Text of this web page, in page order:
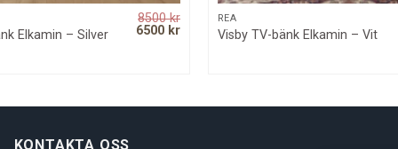
Elkamin – Silver
8500kr
Original
6500 krCurrent
REA
Visby TV-bänk Elkamin – Vit
KONTAKTA OSS